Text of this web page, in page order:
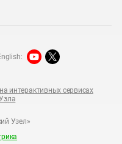
Узел»
интерактивных сервисах